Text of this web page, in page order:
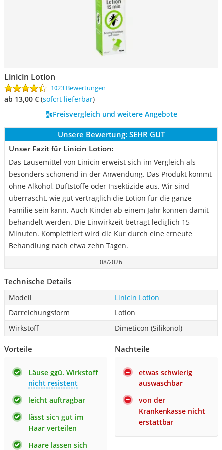
Linicin Lotion
1023 Bewertungen
ab 13,00 € ( Sofort lieferbar)
Preisvergleich und weitere Angebote
Unsere Bewertung: SEHR GUT
Unser Fazit für Linicin Lotion:
Das Läusemittel von Linicin erweist sich im Vergleich als
besonders schonend in der Anwendung. Das Produkt kommt
ohne Alkohol, Duftstoffe oder Insektizide aus. Wir sind
überrascht, wie gut verträglich die Lotion für die ganze
Familie sein kann. Auch Kinder ab einem Jahr können damit
behandelt werden. Die Einwirkzeit beträgt lediglich 15
Minuten. Komplettiert wird die Kur durch eine erneute
Behandlung nach etwa zehn Tagen.
08/2026
Technische Details
Modell
Linicin Lotion
Darreichungsform
Lotion
Wirkstoff
Dimeticon (Silikonöl)
Vorteile
Läuse ggü. Wirkstoff
nicht resistent
leicht auftragbar
lässt sich gut im
Haar verteilen
Haare lassen sich
Nachteile
etwas schwierig
auswaschbar
von der
Krankenkasse nicht
erstattbar